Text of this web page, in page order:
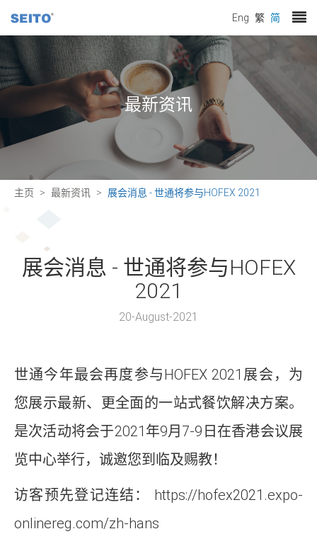
Eng 繁 简
最新资讯
主页 最新资讯 展会消息 - 世通将参与HOFEX 2021
展会消息 - 世通将参与HOFEX
2021
20-August-2021
世通今年最会再度参与HOFEX 2021展会，为
您展示最新、更全面的一站式餐饮解决方案。
是次活动将会于2021年9月7-9日在香港会议展
览中心举行，诚邀您到临及赐教！
访客预先登记连结： https://hofex2021.expo-
onlinereg.com/zh-hans